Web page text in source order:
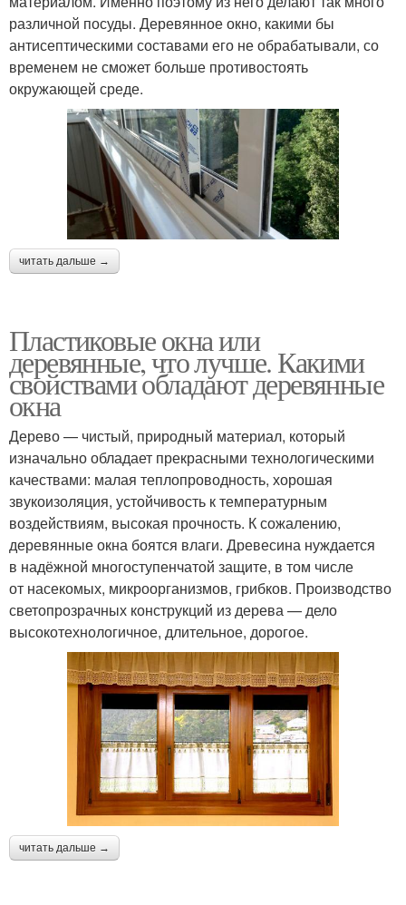
различной посуды. Деревянное окно, какими бы
антисептическими составами его не обрабатывали, со
временем не сможет больше противостоять
окружающей среде.
читать дальше →
Пластиковые окна или
деревянные, что лучше. Какими
свойствами обладают деревянные
окна
Дерево — чистый, природный материал, который
изначально обладает прекрасными технологическими
качествами: малая теплопроводность, хорошая
звукоизоляция, устойчивость к температурным
воздействиям, высокая прочность. К сожалению,
деревянные окна боятся влаги. Древесина нуждается
в надёжной многоступенчатой защите, в том числе
от насекомых, микроорганизмов, грибков. Производство
светопрозрачных конструкций из дерева — дело
высокотехнологичное, длительное, дорогое.
читать дальше →